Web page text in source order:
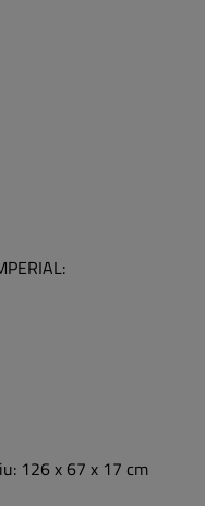
126 x 67 x 17 cm